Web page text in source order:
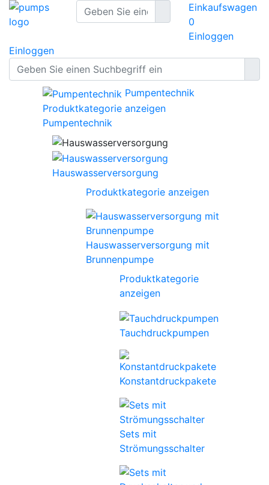
Einkaufswagen
0
Einloggen
Einloggen
Pumpentechnik
Produktkategorie anzeigen
Pumpentechnik
Hauswasserversorgung
Produktkategorie anzeigen
Hauswasserversorgung mit
Brunnenpumpe
Produktkategorie
anzeigen
Tauchdruckpumpen
Konstantdruckpakete
Sets mit
Strömungsschalter